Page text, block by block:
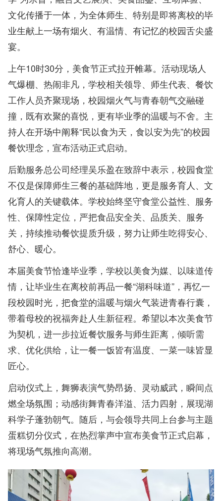
文化传播于一体，为全体师生、特别是即将离校的毕
业生献上一场有烟火、有温情、有记忆的校园舌尖盛
宴。
上午10时30分，美食节正式拉开帷幕。活动现场人
气爆棚、热闹非凡，学校相关领导、师生代表、餐饮
工作人员齐聚现场，校园烟火气与青春朝气交融碰
撞，既有欢聚的喜悦，更有毕业季的温暖与不舍。主
持人在开场中阐释“民以食为天，食以安为先”的校园
餐饮理念，宣布活动正式启动。
后勤服务总公司经理吴乐盈在致辞中表示，校园食堂
不仅是保障师生三餐的基础阵地，更是服务育人、文
化育人的关键载体。学校始终坚守食堂公益性、服务
性、保障性定位，严把食品安全关、品质关、服务
关，持续推动餐饮提质升级，努力让师生吃得安心、
舒心、暖心。
本届美食节恰逢毕业季，学校以美食为媒、以味道传
情，让毕业生在离校前再品一餐“湖科味道”，再忆一
段校园时光，把食堂的温暖与烟火气装进青春行囊，
带着母校的祝福奔赴人生新征程。希望以本次美食节
为契机，进一步拉近餐饮服务与师生距离，倾听需
求、优化供给，让一餐一饭皆有温度、一菜一味皆显
匠心。
启动仪式上，舞狮表演气势昂扬、灵动威武，瞬间点
燃全场氛围；动感街舞青春洋溢、活力四射，展现湖
科学子蓬勃朝气。随后，与会领导共同上台参与主题
蛋糕切分仪式，在热烈掌声中宣布美食节正式启幕，
将现场气氛推向高潮。